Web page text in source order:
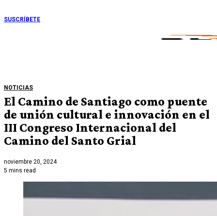
SUSCRÍBETE
NOTICIAS
El Camino de Santiago como puente
de unión cultural e innovación en el
III Congreso Internacional del
Camino del Santo Grial
noviembre 20, 2024
5 mins read